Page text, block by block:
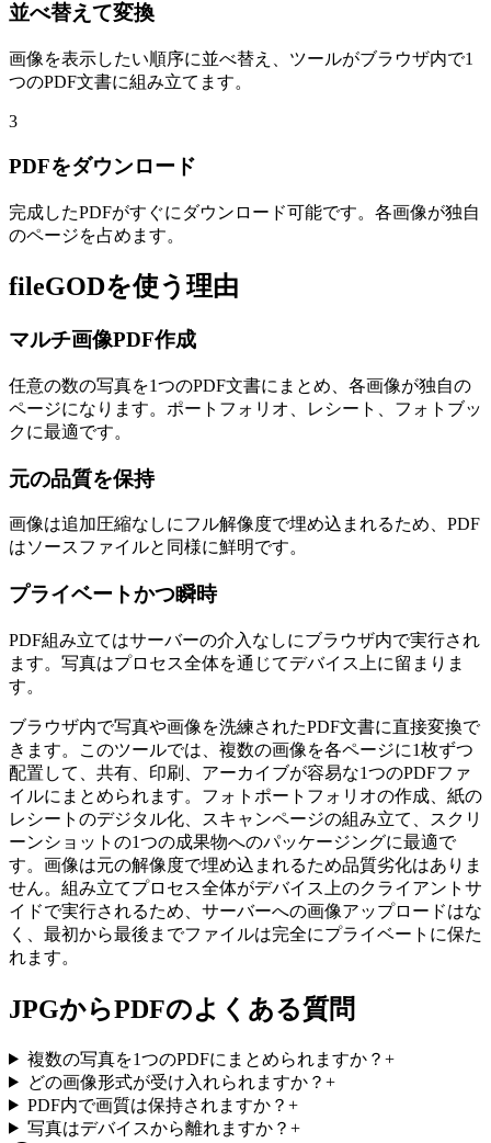
並べ替えて変換
画像を表示したい順序に並べ替え、ツールがブラウザ内で1
つのPDF文書に組み立てます。
3
PDFをダウンロード
完成したPDFがすぐにダウンロード可能です。各画像が独自
のページを占めます。
fileGODを使う理由
マルチ画像PDF作成
任意の数の写真を1つのPDF文書にまとめ、各画像が独自の
ページになります。ポートフォリオ、レシート、フォトブッ
クに最適です。
元の品質を保持
画像は追加圧縮なしにフル解像度で埋め込まれるため、PDF
はソースファイルと同様に鮮明です。
プライベートかつ瞬時
PDF組み立てはサーバーの介入なしにブラウザ内で実行され
ます。写真はプロセス全体を通じてデバイス上に留まりま
す。
ブラウザ内で写真や画像を洗練されたPDF文書に直接変換で
きます。このツールでは、複数の画像を各ページに1枚ずつ
配置して、共有、印刷、アーカイブが容易な1つのPDFファ
イルにまとめられます。フォトポートフォリオの作成、紙の
レシートのデジタル化、スキャンページの組み立て、スクリ
ーンショットの1つの成果物へのパッケージングに最適で
す。画像は元の解像度で埋め込まれるため品質劣化はありま
せん。組み立てプロセス全体がデバイス上のクライアントサ
イドで実行されるため、サーバーへの画像アップロードはな
く、最初から最後までファイルは完全にプライベートに保た
れます。
JPGからPDFのよくある質問
複数の写真を1つのPDFにまとめられますか？ +
どの画像形式が受け入れられますか？ +
PDF内で画質は保持されますか？ +
写真はデバイスから離れますか？ +